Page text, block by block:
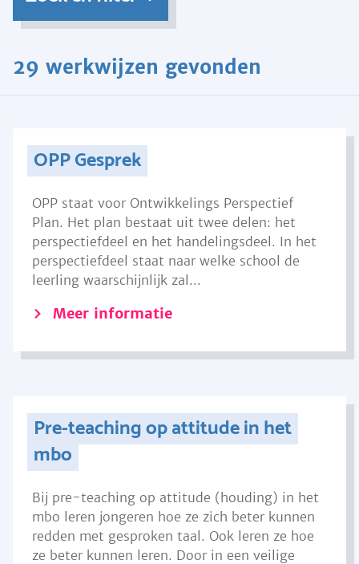
29 werkwijzen gevonden
OPP Gesprek
OPP staat voor Ontwikkelings Perspectief
Plan. Het plan bestaat uit twee delen: het
perspectiefdeel en het handelingsdeel. In het
perspectiefdeel staat naar welke school de
leerling waarschijnlijk zal...
Meer informatie
Pre-teaching op attitude in het
mbo
Bij pre-teaching op attitude (houding) in het
mbo leren jongeren hoe ze zich beter kunnen
redden met gesproken taal. Ook leren ze hoe
ze beter kunnen leren. Door in een veilige